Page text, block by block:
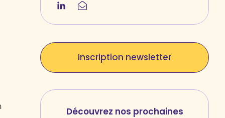
Inscription newsletter
Découvrez nos prochaines